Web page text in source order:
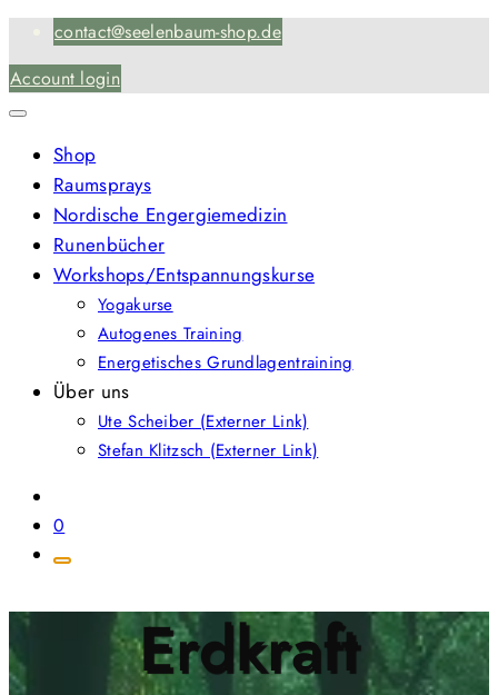
to
content
contact@seelenbaum-shop.de
Account login
Shop
Raumsprays
Nordische Engergiemedizin
Runenbücher
Workshops/Entspannungskurse
Yogakurse
Autogenes Training
Energetisches Grundlagentraining
Über uns
Ute Scheiber (Externer Link)
Stefan Klitzsch (Externer Link)
0
Erdkraft